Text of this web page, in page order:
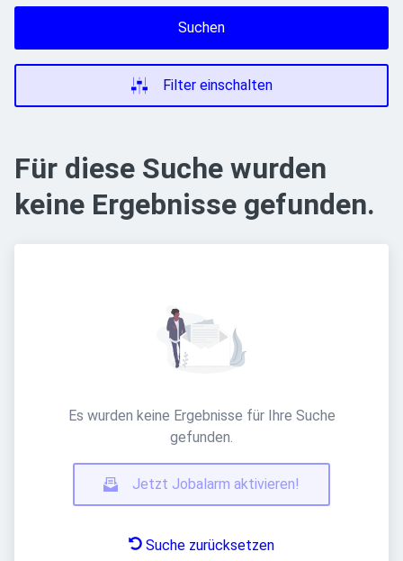
Suchen
Filter einschalten
Für diese Suche wurden
keine Ergebnisse gefunden.
Es wurden keine Ergebnisse für Ihre Suche
gefunden.
Jetzt Jobalarm aktivieren!
Suche zurücksetzen